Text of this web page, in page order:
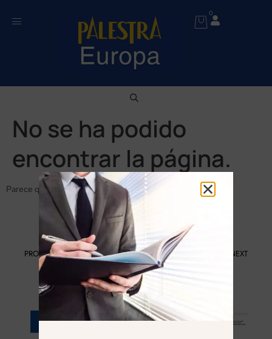
0
No se ha podido
encontrar la página.
Parece que no se ha encontrado nada en esta ubicación.
PROGRAMA KIT DIGITAL FINANCIADO POR LOS FONDOS NEXT
GENERATION DEL MECANISMO DE RECUPERACIÓN Y
RESILIENCIA